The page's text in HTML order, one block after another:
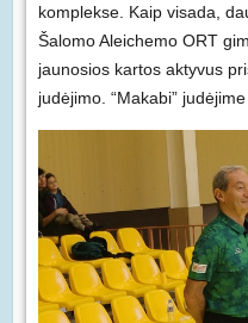
komplekse. Kaip visada,
Šalomo Aleichemo ORT
jaunosios kartos aktyvus
judėjimo. “Makabi”